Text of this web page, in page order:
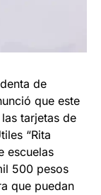
de
que este
tarjetas de
“Rita
escuelas
500 pesos
que puedan